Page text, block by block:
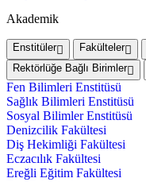
Akademik
Enstitüler Fakülteler
Rektörlüğe Bağlı Birimler
Fen Bilimleri Enstitüsü
Sağlık Bilimleri Enstitüsü
Sosyal Bilimler Enstitüsü
Denizcilik Fakültesi
Diş Hekimliği Fakültesi
Eczacılık Fakültesi
Ereğli Eğitim Fakültesi